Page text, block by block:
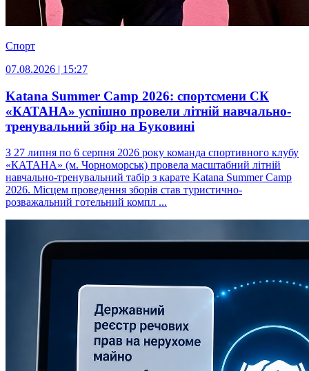
Спорт
07.08.2026 | 15:27
Katana Summer Camp 2026: спортсмени СК
«КАТАНА» успішно провели літній навчально-
тренувальний збір на Буковині
З 27 липня по 6 серпня 2026 року команда спортивного клубу
«КАТАНА» (м. Чорноморськ) провела масштабний літній
навчально-тренувальний табір з карате Katana Summer Camp
2026. Місцем проведення зборів став туристично-
розважальний готельний компл ...